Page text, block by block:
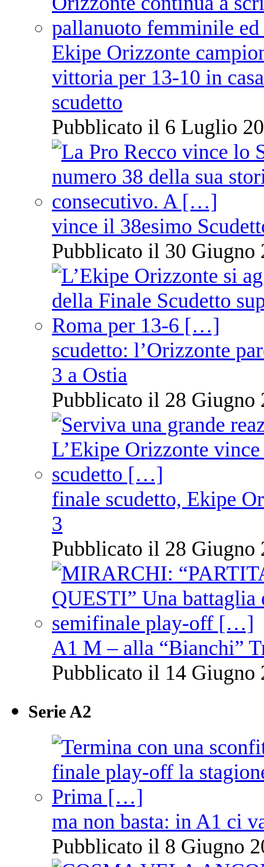
Ekipe Orizzonte
vittoria per 13-10 in
scudetto
Pubblicato il 6 Luglio
vince il 38esimo
Pubblicato il 30 Giugno
scudetto: l’Orizzonte
3 a Ostia
Pubblicato il 28 Giugno
finale scudetto, Ekipe
3
Pubblicato il 28 Giugno
A1 M – alla “Bianchi”
Pubblicato il 14 Giugno
Serie A2
ma non basta: in A1 ci
Pubblicato il 8 Giugno